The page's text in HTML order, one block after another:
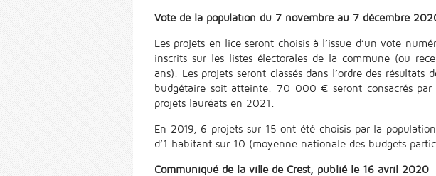
Vote de la population du 7 novembre au 7 décembre
Les projets en lice seront choisis à l’issue d’un vote
inscrits sur les listes électorales de la commune (ou
ans). Les projets seront classés dans l’ordre des résultats
budgétaire soit atteinte. 70 000 € seront consacrés
projets lauréats en 2021.
En 2019, 6 projets sur 15 ont été choisis par la
d’1 habitant sur 10 (moyenne nationale des budgets
Communiqué de la ville de Crest, publié le 16 avril 2020